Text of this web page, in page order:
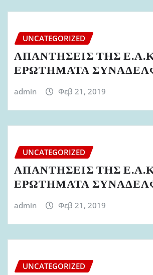
UNCATEGORIZED
ΑΠΑΝΤΗΣΕΙΣ ΤΗΣ
ΕΡΩΤΗΜΑΤΑ
admin Φεβ 21, 2019
UNCATEGORIZED
ΑΠΑΝΤΗΣΕΙΣ ΤΗΣ
ΕΡΩΤΗΜΑΤΑ
admin Φεβ 21, 2019
UNCATEGORIZED